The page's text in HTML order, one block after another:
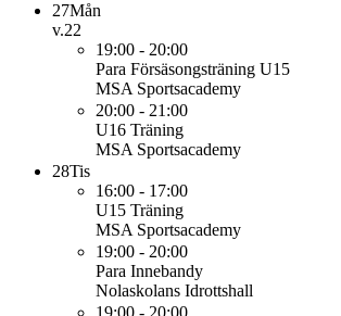
27Mån
v.22
19:00 - 20:00
Para Försäsongsträning U15
MSA Sportsacademy
20:00 - 21:00
U16 Träning
MSA Sportsacademy
28Tis
16:00 - 17:00
U15 Träning
MSA Sportsacademy
19:00 - 20:00
Para Innebandy
Nolaskolans Idrottshall
19:00 - 20:00